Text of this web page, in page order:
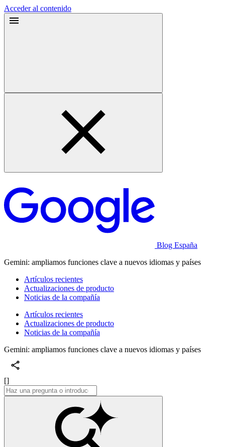
Acceder al contenido
Blog España
Gemini: ampliamos funciones clave a nuevos idiomas y países
Artículos recientes
Actualizaciones de producto
Noticias de la compañía
Artículos recientes
Actualizaciones de producto
Noticias de la compañía
Gemini: ampliamos funciones clave a nuevos idiomas y países
[]